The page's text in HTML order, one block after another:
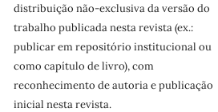
distribuição não-exclusiva da versão do
trabalho publicada nesta revista (ex.:
publicar em repositório institucional ou
como capítulo de livro), com
reconhecimento de autoria e publicação
inicial nesta revista.